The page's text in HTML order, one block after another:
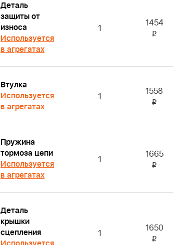
Деталь
защиты от
износа
Используется
в агрегатах
1 1454
i
Втулка
Используется
в агрегатах
1 1558
i
Пружина
тормоза цепи
Используется
в агрегатах
1 1665
i
Деталь
крышки
сцепления
1 1650
i